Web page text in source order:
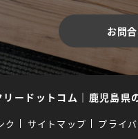
お問
ードットコム ｜ 鹿児島県
ク サイトマップ プライ